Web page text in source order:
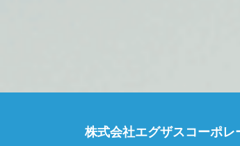
株式会社エグザスコーポレ